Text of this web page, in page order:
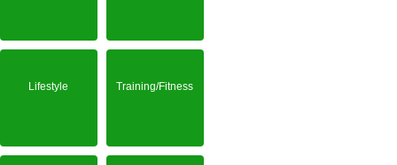
Lifestyle Training/Fitness